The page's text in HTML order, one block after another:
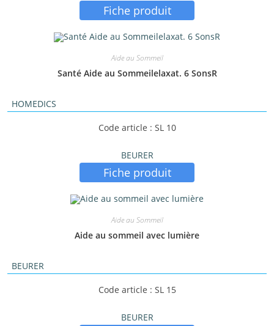
Fiche produit
Aide au Sommeil
Santé Aide au Sommeilelaxat. 6 SonsR
HOMEDICS
Code article : SL 10
BEURER
Fiche produit
Aide au Sommeil
Aide au sommeil avec lumière
BEURER
Code article : SL 15
BEURER